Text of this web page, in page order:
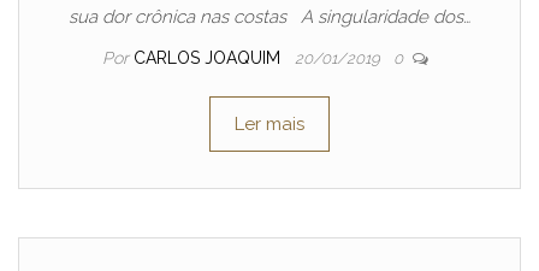
sua dor crônica nas costas A singularidade dos…
Por CARLOS JOAQUIM 20/01/2019 0
Ler mais